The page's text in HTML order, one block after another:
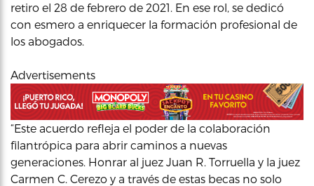
retiro el 28 de febrero de 2021. En ese rol, se dedicó
con esmero a enriquecer la formación profesional de
los abogados.
Advertisements
“Este acuerdo refleja el poder de la colaboración
filantrópica para abrir caminos a nuevas
generaciones. Honrar al juez Juan R. Torruella y la juez
Carmen C. Cerezo y a través de estas becas no solo